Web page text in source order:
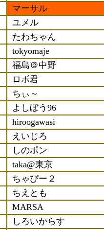
マーサル
ユメル
たわちゃん
tokyomaje
福島＠中野
ロボ君
ちぃ～
よしぼう96
hiroogawasi
えいじろ
しのポン
taka@東京
ちゃぴー２
ちえとも
MARSA
しろいからす